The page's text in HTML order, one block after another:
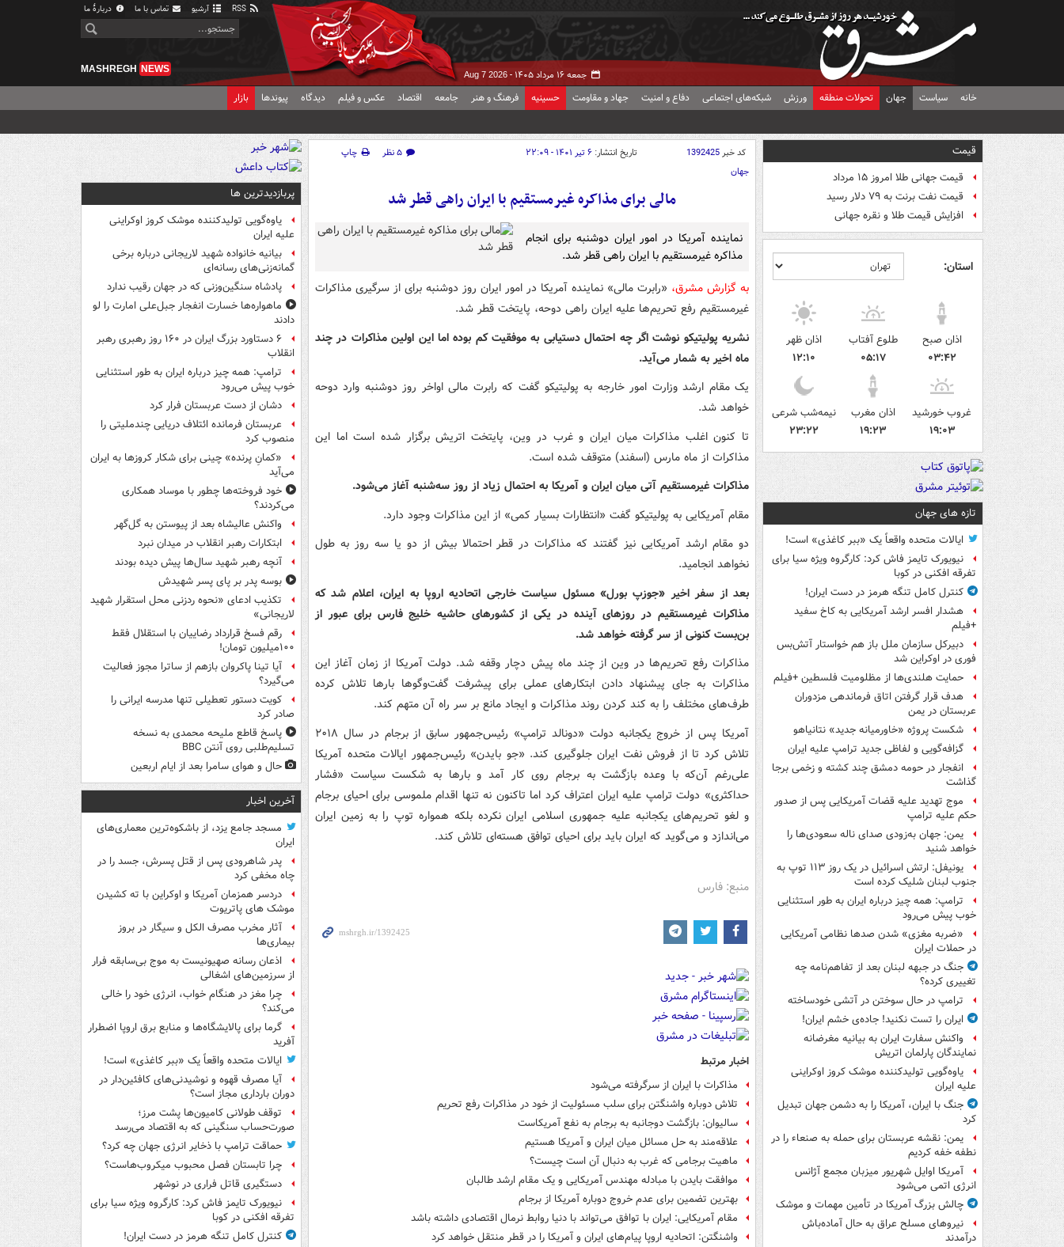
آرشیو تماس با ما دربارهٔ ما
جمعه ۱۶ مرداد ۱۴۰۵ - Aug 7 2026
MASHREGH NEWS
خانه سیاست جهان تحولات منطقه ورزش شبکه‌های اجتماعی دفاع و امنیت جهاد و مقاومت حسینیه فرهنگ و هنر جامعه اقتصاد عکس و فیلم دیدگاه پیوندها بازار
قیمت
قیمت جهانی طلا امروز ۱۵ مرداد
قیمت نفت برنت به ۷۹ دلار رسید
افزایش قیمت طلا و نقره جهانی
استان:
اذان صبح
۰۳:۴۲
طلوع آفتاب
۰۵:۱۷
اذان ظهر
۱۲:۱۰
غروب خورشید
۱۹:۰۳
اذان مغرب
۱۹:۲۳
نیمه‌شب شرعی
۲۳:۲۲
تازه های جهان
ایالات متحده واقعاً یک «ببر کاغذی» است!
نیویورک تایمز فاش کرد: کارگروه ویژه سیا برای
تفرقه افکنی در کوبا
کنترل کامل تنگه هرمز در دست ایران!
هشدار افسر ارشد آمریکایی به کاخ سفید
+فیلم
دبیرکل سازمان ملل باز هم خواستار آتش‌بس
فوری در اوکراین شد
حمایت هلندی‌ها از مظلومیت فلسطین +فیلم
هدف قرار گرفتن اتاق‌ فرماندهی مزدوران
عربستان در یمن
شکست پروژه «خاورمیانه جدید» نتانیاهو
گزافه‌گویی و لفاظی جدید ترامپ علیه ایران
انفجار در حومه دمشق چند کشته و زخمی برجا
گذاشت
موج تهدید علیه قضات آمریکایی پس از صدور
حکم علیه ترامپ
یمن: جهان به‌زودی صدای ناله سعودی‌ها را
خواهد شنید
یونیفل: ارتش اسرائیل در یک روز ۱۱۳ توپ به
جنوب لبنان شلیک کرده است
ترامپ: همه چیز درباره ایران به طور استثنایی
خوب پیش می‌رود
«ضربه مغزی» شدن صدها نظامی آمریکایی
در حملات ایران
جنگ در جبهه لبنان بعد از تفاهم‌نامه چه
تغییری کرده؟
ترامپ در حال سوختن در آتشی خودساخته
ایران را تست نکنید! جاده‌ی خشم ایران!
واکنش سفارت ایران به بیانیه مغرضانه
نمایندگان پارلمان اتریش
یاوه‌گویی تولیدکننده موشک کروز اوکراینی
علیه ایران
جنگ با ایران، آمریکا را به دشمن جهان تبدیل
کرد
یمن: نقشه عربستان برای حمله به صنعاء را در
نطفه خفه کردیم
آمریکا اوایل شهریور میزبان مجمع آژانس
انرژی اتمی می‌شود
چالش بزرگ آمریکا در تأمین مهمات و موشک
نیروهای مسلح عراق به حال آماده‌باش
درآمدند
کد خبر1392425 تاریخ انتشار: ۶ تیر ۱۴۰۱ - ۲۲:۰۹ ۵ نظر
چاپ
جهان
مالی برای مذاکره غیرمستقیم با ایران راهی قطر شد
نماینده آمریکا در امور ایران دوشنبه برای انجام
مذاکره غیرمستقیم با ایران راهی قطر شد.
به گزارش مشرق، «رابرت مالی» نماینده آمریکا در امور ایران روز دوشنبه برای از سرگیری مذاکرات
غیرمستقیم رفع تحریم‌ها علیه ایران راهی دوحه، پایتخت قطر شد.
نشریه پولیتیکو نوشت اگر چه احتمال دستیابی به موفقیت کم بوده اما این اولین مذاکرات در چند
ماه اخیر به شمار می‌آید.
یک مقام ارشد وزارت امور خارجه به پولیتیکو گفت که رابرت مالی اواخر روز دوشنبه وارد دوحه
خواهد شد.
تا کنون اغلب مذاکرات میان ایران و غرب در وین، پایتخت اتریش برگزار شده است اما این
مذاکرات از ماه مارس (اسفند) متوقف شده است.
مذاکرات غیرمستقیم آتی میان ایران و آمریکا به احتمال زیاد از روز سه‌شنبه آغاز می‌شود.
مقام آمریکایی به پولیتیکو گفت «انتظارات بسیار کمی» از این مذاکرات وجود دارد.
دو مقام ارشد آمریکایی نیز گفتند که مذاکرات در قطر احتمالا بیش از دو یا سه روز به طول
نخواهد انجامید.
بعد از سفر اخیر «جوزپ بورل» مسئول سیاست خارجی اتحادیه اروپا به ایران، اعلام شد که
مذاکرات غیرمستقیم در روزهای آینده در یکی از کشورهای حاشیه خلیج فارس برای عبور از
بن‌بست کنونی از سر گرفته خواهد شد.
مذاکرات رفع تحریم‌ها در وین از چند ماه پیش دچار وقفه شد. دولت آمریکا از زمان آغاز این
مذاکرات به جای پیشنهاد دادن ابتکارهای عملی برای پیشرفت گفت‌وگوها بارها تلاش کرده
طرف‌های مختلف را به کند کردن روند مذاکرات و ایجاد مانع بر سر راه آن متهم کند.
آمریکا پس از خروج یکجانبه دولت «دونالد ترامپ» رئیس‌جمهور سابق از برجام در سال ۲۰۱۸
تلاش کرد تا از فروش نفت ایران جلوگیری کند. «جو بایدن» رئیس‌جمهور ایالات متحده آمریکا
علی‌رغم آن‌که با وعده بازگشت به برجام روی کار آمد و بارها به شکست سیاست «فشار
حداکثری» دولت ترامپ علیه ایران اعتراف کرد اما تاکنون نه تنها اقدام ملموسی برای احیای برجام
و لغو تحریم‌های یکجانبه علیه جمهوری اسلامی ایران نکرده بلکه همواره توپ را به زمین ایران
می‌اندازد و می‌گوید که ایران باید برای احیای توافق هسته‌ای تلاش کند.
منبع: فارس
اخبار مرتبط
مذاکرات با ایران از سرگرفته می‌شود
تلاش دوباره واشنگتن برای سلب مسئولیت از خود در مذاکرات رفع تحریم
سالیوان: بازگشت دوجانبه به برجام به نفع آمریکاست
علاقه‌مند به حل مسائل میان ایران و آمریکا هستیم
ماهیت برجامی که غرب به دنبال آن است چیست؟
موافقت بایدن با مبادله مهندس آمریکایی و یک مقام ارشد طالبان
بهترین تضمین برای عدم خروج دوباره آمریکا از برجام
مقام آمریکایی: ایران با توافق می‌تواند با دنیا روابط نرمال اقتصادی داشته باشد
واشنگتن: اتحادیه اروپا پیام‌های ایران و آمریکا را در قطر منتقل خواهد کرد
پربازدیدترین ها
یاوه‌گویی تولیدکننده موشک کروز اوکراینی
علیه ایران
بیانیه خانواده شهید لاریجانی درباره برخی
گمانه‌زنی‌های رسانه‌ای
پادشاه سنگین‌وزنی که در جهان رقیب ندارد
ماهواره‌ها خسارت انفجار جبل‌علی امارت را لو
دادند
۶ دستاورد بزرگ ایران در ۱۶۰ روز رهبری رهبر
انقلاب
ترامپ: همه چیز درباره ایران به طور استثنایی
خوب پیش می‌رود
دشان از دست عربستان فرار کرد
عربستان فرمانده ائتلاف دریایی چندملیتی را
منصوب کرد
«کمانِ پرنده» چینی برای شکار کروزها به ایران
می‌آید
خود فروخته‌ها چطور با موساد همکاری
می‌کردند؟
واکنش عالیشاه بعد از پیوستن به گل‌گهر
ابتکارات رهبر انقلاب در میدان نبرد
آنچه رهبر شهید سال‌ها پیش دیده بودند
بوسه‌ پدر بر پای پسر شهیدش
تکذیب ادعای «نحوه ردزنی محل استقرار شهید
لاریجانی»
رقم فسخ قرارداد رضاییان با استقلال فقط
۱۰۰میلیون تومان!
آیا تینا پاکروان بازهم از ساترا مجوز فعالیت
می‌گیرد؟
کویت دستور تعطیلی تنها مدرسه ایرانی را
صادر کرد
پاسخ قاطع ملیحه محمدی به نسخه
تسلیم‌طلبی روی آنتن BBC
حال و هوای سامرا بعد از ایام اربعین
آخرین اخبار
مسجد جامع یزد، از باشکوه‌ترین معماری‌های
ایران
پدر شاهرودی پس از قتل پسرش، جسد را در
چاه مخفی کرد
دردسر همزمان آمریکا و اوکراین با ته کشیدن
موشک های پاتریوت
آثار مخرب مصرف الکل و سیگار در بروز
بیماری‌ها
اذعان رسانه صهیونیست به موج بی‌سابقه فرار
از سرزمین‌های اشغالی
چرا مغز در هنگام خواب، انرژی خود را خالی
می‌کند؟
گرما برای پالایشگاه‌ها و منابع برق اروپا اضطرار
آفرید
ایالات متحده واقعاً یک «ببر کاغذی» است!
آیا مصرف قهوه و نوشیدنی‌های کافئین‌دار در
دوران بارداری مجاز است؟
توقف طولانی کامیون‌ها پشت مرز؛
صورت‌حساب سنگینی که به اقتصاد می‌رسد
حماقت ترامپ با ذخایر انرژی جهان چه کرد؟
چرا تابستان فصل محبوب میکروب‌هاست؟
دستگیری قاتل فراری در نوشهر
نیویورک تایمز فاش کرد: کارگروه ویژه سیا برای
تفرقه افکنی در کوبا
کنترل کامل تنگه هرمز در دست ایران!